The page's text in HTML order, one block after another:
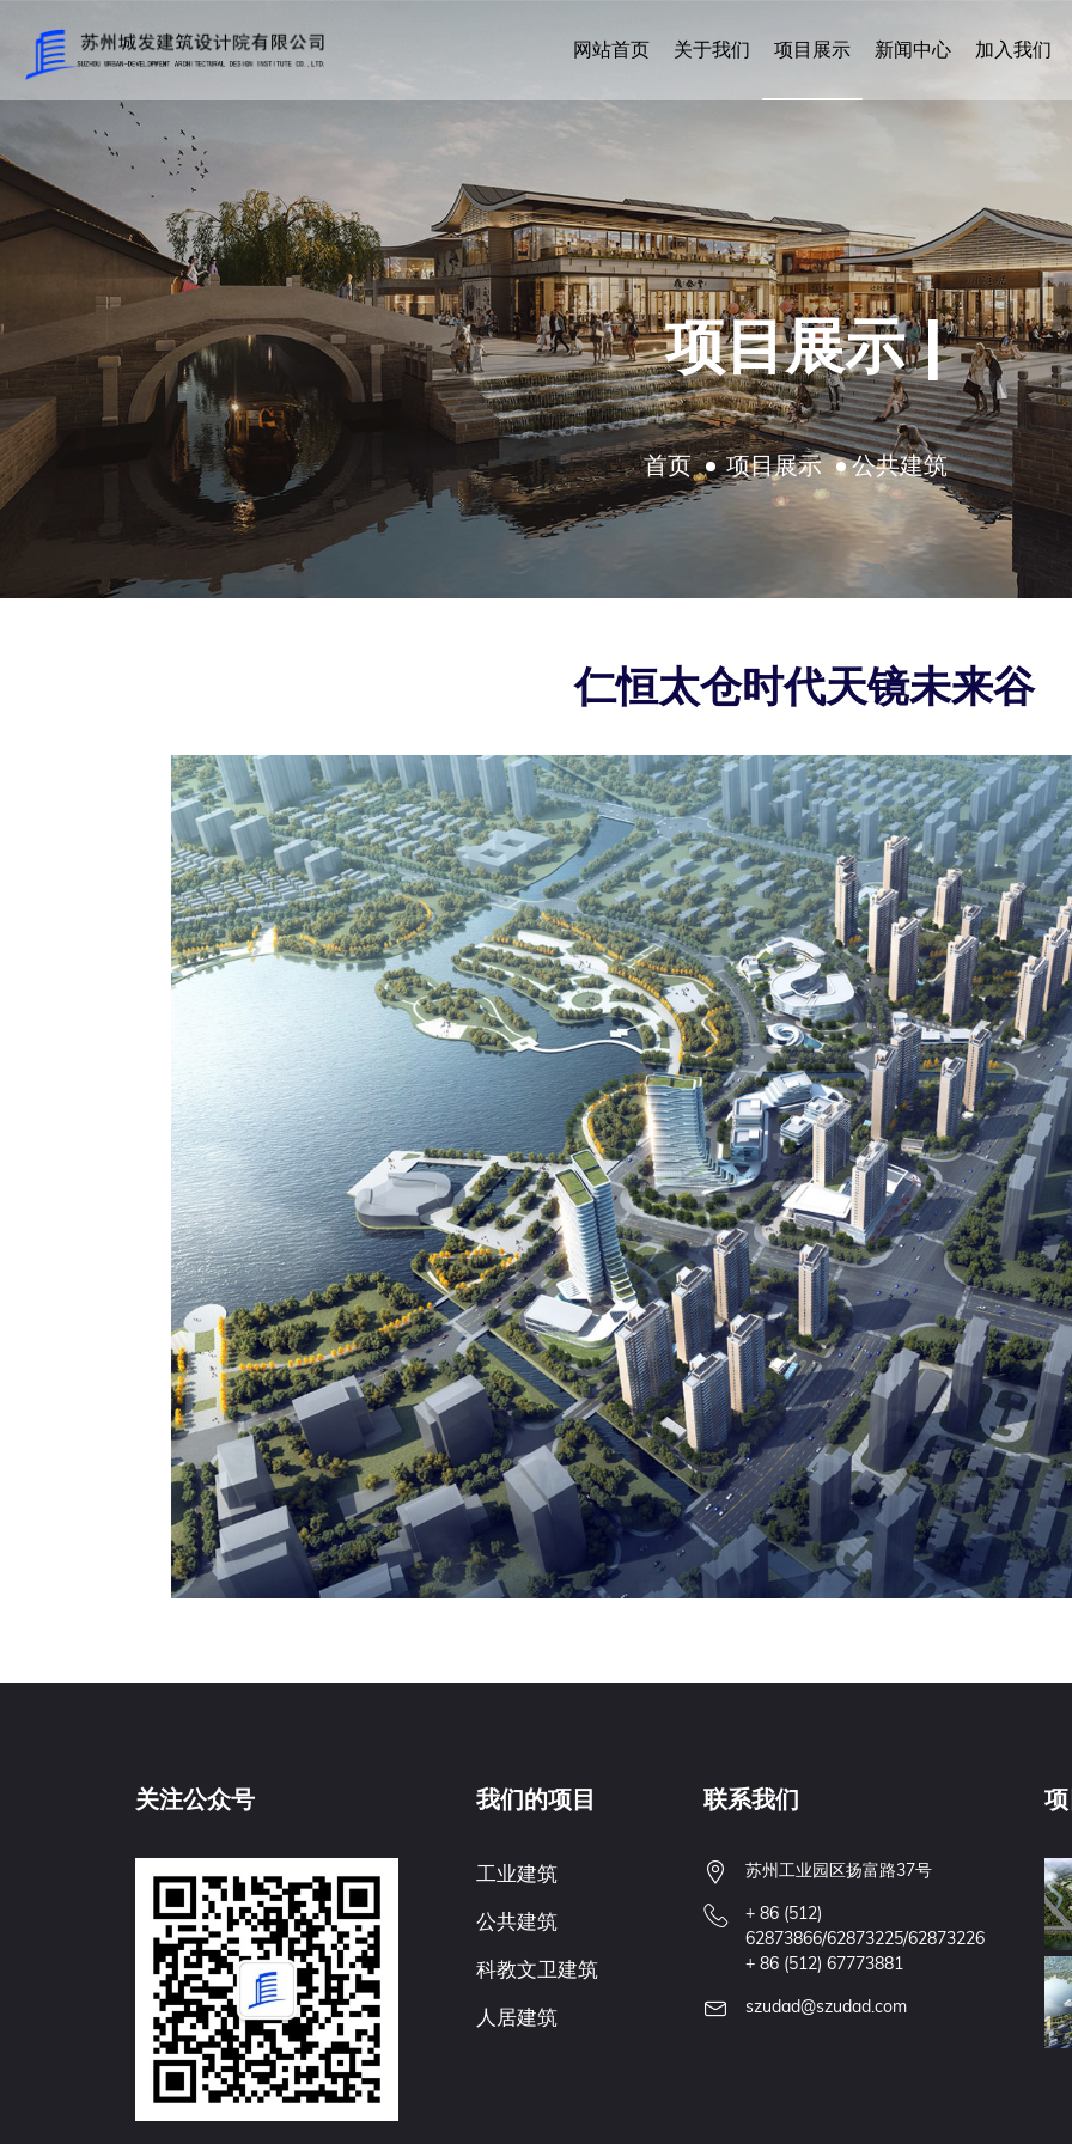
网站首页 关于我们 项目展示 新闻中心 加入我们
项目展示 |
首页 项目展示 公共建筑
仁恒太仓时代天镜未来谷
关注公众号 我们的项目
工业建筑
公共建筑
科教文卫建筑
人居建筑
联系我们
苏州工业园区扬富路37号
+ 86 (512)
62873866/62873225/62873226
+ 86 (512) 67773881
szudad@szudad.com